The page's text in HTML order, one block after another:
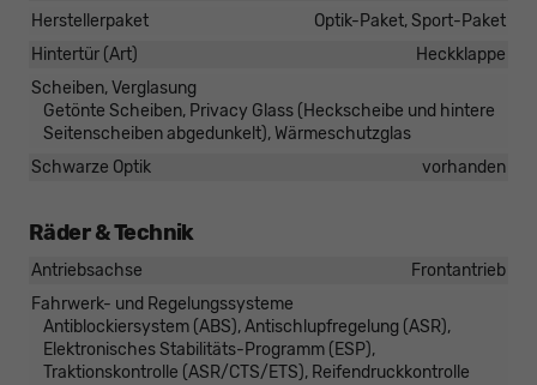
Herstellerpaket
Optik-Paket, Sport-Paket
Hintertür (Art)
Heckklappe
Scheiben, Verglasung
Getönte Scheiben, Privacy Glass (Heckscheibe und hintere
Seitenscheiben abgedunkelt), Wärmeschutzglas
Schwarze Optik
vorhanden
Räder & Technik
Antriebsachse
Frontantrieb
Fahrwerk- und Regelungssysteme
Antiblockiersystem (ABS), Antischlupfregelung (ASR),
Elektronisches Stabilitäts-Programm (ESP),
Traktionskontrolle (ASR/CTS/ETS), Reifendruckkontrolle